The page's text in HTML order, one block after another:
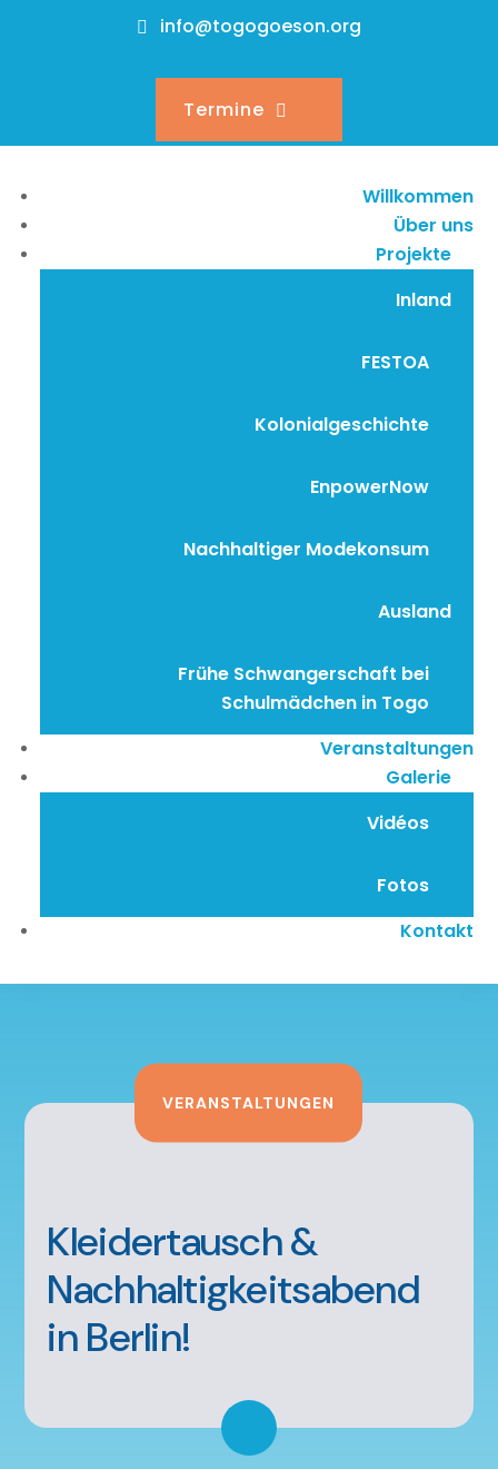
info@togogoeson.org
Termine
Willkommen
Über uns
Projekte
Inland
FESTOA
Kolonialgeschichte
EnpowerNow
Nachhaltiger Modekonsum
Ausland
Frühe Schwangerschaft bei
Schulmädchen in Togo
Veranstaltungen
Galerie
Vidéos
Fotos
Kontakt
VERANSTALTUNGEN
Kleidertausch &
Nachhaltigkeitsabend
in Berlin!